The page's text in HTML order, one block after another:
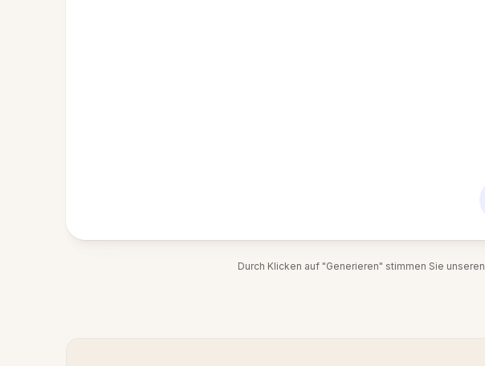
Durch Klicken auf "Generieren" stimmen Sie unseren